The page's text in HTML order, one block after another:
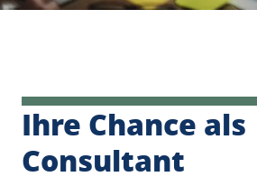
Ihre Chance als
Consultant